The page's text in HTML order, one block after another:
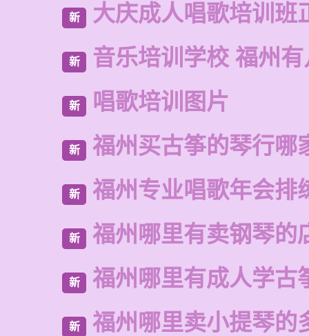
新 大庆成人唱歌培训班
新 音乐培训学校 福州
新 唱歌培训图片
新 福州买古筝的琴行哪
新 福州专业唱歌年会排
新 福州哪里有卖钢琴的
新 福州哪里有成人学古
新 福州哪里卖小提琴的